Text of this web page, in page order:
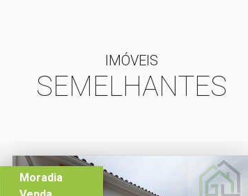
IMÓVEIS
SEMELHANTES
Moradia